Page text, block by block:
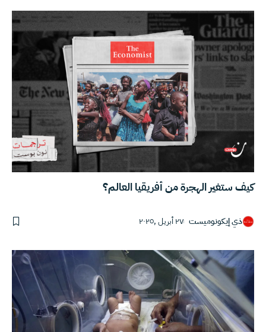
كيف ستغير الهجرة من أفريقيا العالم؟
ذي إيكونوميست ٢٧ أبريل ,٢٠٢٥